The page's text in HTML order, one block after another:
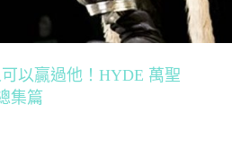
以贏過他！HYDE 萬聖
集篇